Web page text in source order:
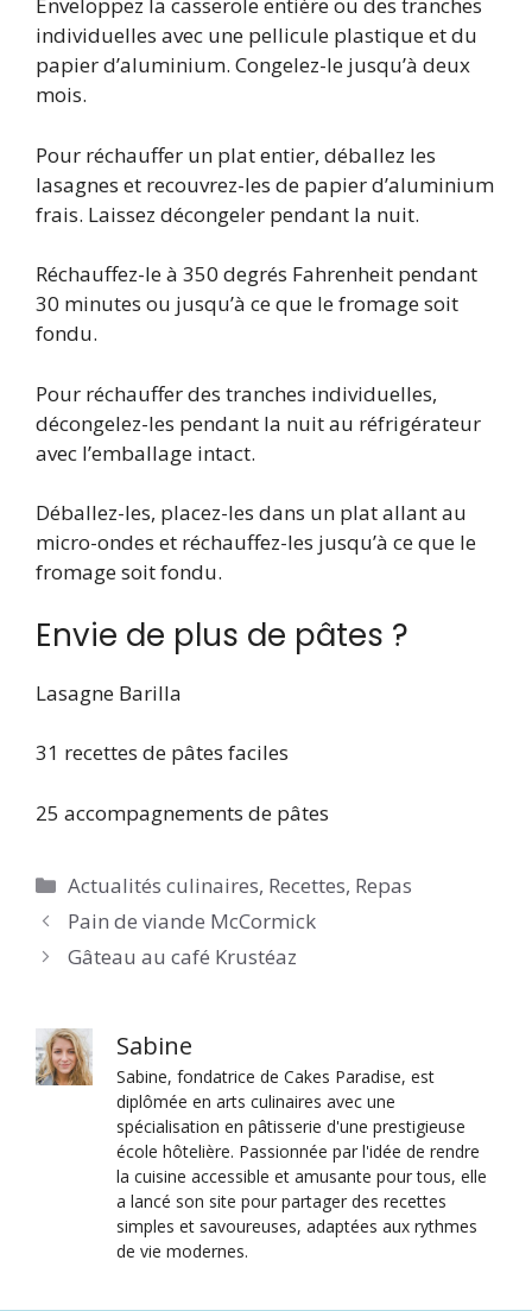
individuelles avec une pellicule plastique et du
papier d’aluminium. Congelez-le jusqu’à deux
mois.
Pour réchauffer un plat entier, déballez les
lasagnes et recouvrez-les de papier d’aluminium
frais. Laissez décongeler pendant la nuit.
Réchauffez-le à 350 degrés Fahrenheit pendant
30 minutes ou jusqu’à ce que le fromage soit
fondu.
Pour réchauffer des tranches individuelles,
décongelez-les pendant la nuit au réfrigérateur
avec l’emballage intact.
Déballez-les, placez-les dans un plat allant au
micro-ondes et réchauffez-les jusqu’à ce que le
fromage soit fondu.
Envie de plus de pâtes ?
Lasagne Barilla
31 recettes de pâtes faciles
25 accompagnements de pâtes
Catégories
Actualités culinaires, Recettes, Repas
Pain de viande McCormick
Gâteau au café Krustéaz
Sabine
Sabine, fondatrice de Cakes Paradise, est
diplômée en arts culinaires avec une
spécialisation en pâtisserie d'une prestigieuse
école hôtelière. Passionnée par l'idée de rendre
la cuisine accessible et amusante pour tous, elle
a lancé son site pour partager des recettes
simples et savoureuses, adaptées aux rythmes
de vie modernes.